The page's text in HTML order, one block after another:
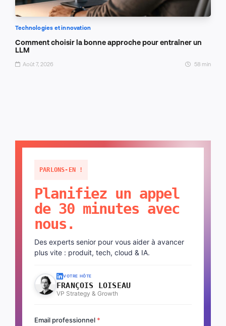
Technologies et innovation
Comment choisir la bonne approche pour entraîner un
LLM
Août 7, 2026 58 min
PARLONS-EN !
Planifiez un appel
de 30 minutes avec
nous.
Des experts senior pour vous aider à avancer
plus vite : produit, tech, cloud & IA.
VOTRE HÔTE
FRANÇOIS LOISEAU
VP Strategy & Growth
Email professionnel *